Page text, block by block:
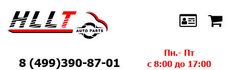
8 (499)390-87-01
Пн.- Пт
с 8:00 до 17:00